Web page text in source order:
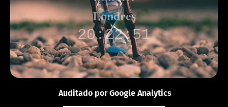
Londres
20:22:51
Auditado por Google Analytics